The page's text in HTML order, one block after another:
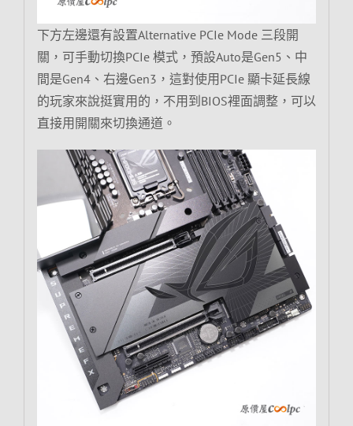
下方左邊還有設置Alternative PCIe Mode 三段開
關，可手動切換PCIe 模式，預設Auto是Gen5、中
間是Gen4、右邊Gen3，這對使用PCIe 顯卡延長線
的玩家來說挺實用的，不用到BIOS裡面調整，可以
直接用開關來切換通道。